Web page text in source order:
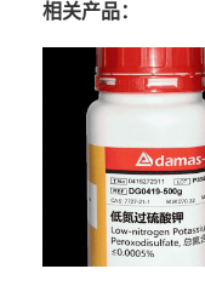
相关产品：